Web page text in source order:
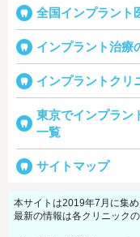
全国インプラント
インプラント治療
インプラントクリ
東京でインプラン
一覧
サイトマップ
本サイトは2019年7月に集
最新の情報は各クリニック